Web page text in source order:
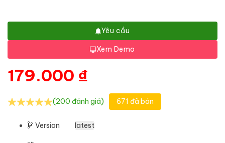
Yêu cầu
Xem Demo
179.000 ₫
(200 đánh giá) 671 đã bán
Version latest